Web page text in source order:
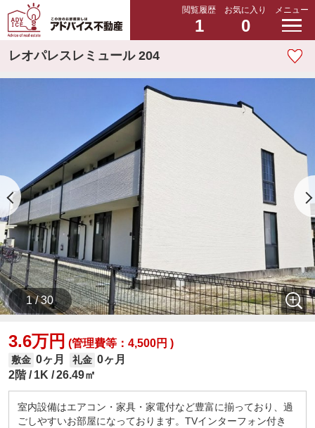
閲覧履歴
1
お気に入り
0
メニュー
レオパレスレミュール 204
1 / 30
3.6万円 (管理費等：4,500円 )
敷金 0ヶ月 礼金 0ヶ月
2階
1K 26.49㎡
室内設備はエアコン・家具・家電付など豊富に揃っており、過
ごしやすいお部屋になっております。TVインターフォン付き